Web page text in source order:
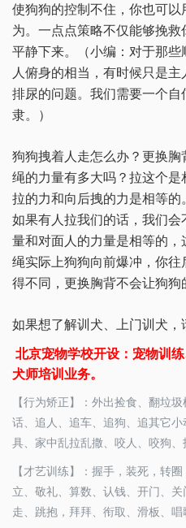
使狗狗的控制不住，你也可
为。一点点策略不仅能够挽
平静下来。（小编：对于那
人俯身的相当，有时候只是
排尿的问题。我们需要一个
隶。）
狗狗拽着人走怎么办？更换
绳的力量有多大吗？拉这个
拉的力和向后拽的力是相等的
如果有人拉我们的话，我们
量和对面人的力量是相等的
绳实际上狗狗向前爆冲，你
得不同，更换胸背不会让狗狗
如果想了解训犬、上门训犬，
北京宠物学校开设：宠物训
犬师培训业务。
【行为矫正】：外出捡食、翻垃
话、追人、追车、追狗、追其它
具、家中乱拉乱撒、咬人、咬狗、
【才艺训练】：握手，装死，转
立、敬礼、算数、认钱、开门、
走、跳抱，拜拜、衔取、滑板、唱